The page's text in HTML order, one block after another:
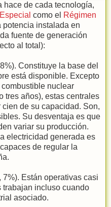
hace de cada tecnología,
como el Régimen
potencia instalada en
fuente de generación
al total):
Constituye la base del
está disponible. Excepto
nuclear
tres años), estas centrales
de su capacidad. Son,
Su desventaja es que
variar su producción.
electricidad generada es
de regular la
7%). Están operativas casi
trabajan incluso cuando
asociado.